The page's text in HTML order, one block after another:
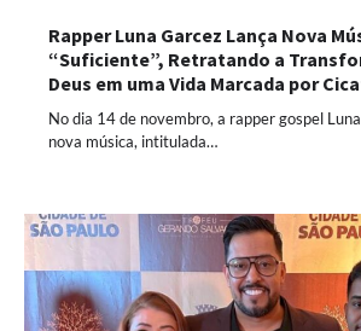
Rapper Luna Garcez Lança Nova
“Suficiente”, Retratando a
Deus em uma Vida Marcada por
No dia 14 de novembro, a rapper gospel
nova música, intitulada…